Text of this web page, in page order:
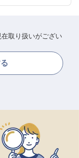
取り扱いがござい